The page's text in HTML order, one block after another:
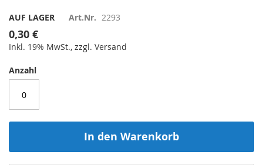
AUF LAGER Art.Nr. 2293
0,30 €
Inkl. 19% MwSt., zzgl. Versand
Anzahl
In den Warenkorb